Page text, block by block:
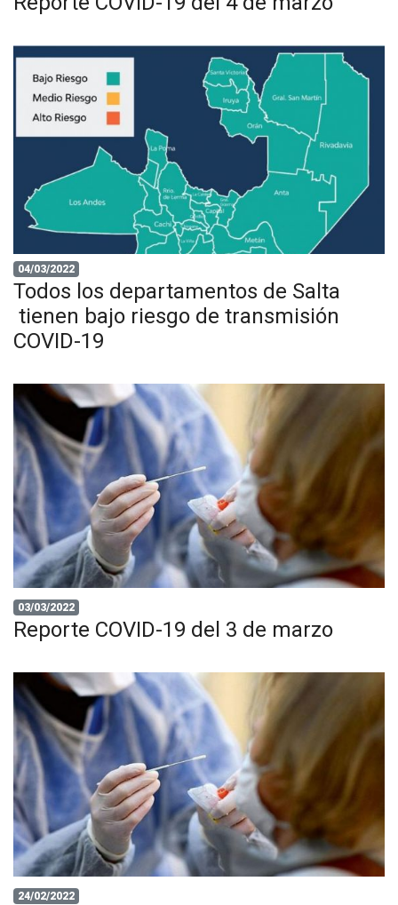
04/03/2022
Todos los departamentos de Salta
tienen bajo riesgo de transmisión
COVID-19
03/03/2022
Reporte COVID-19 del 3 de marzo
24/02/2022